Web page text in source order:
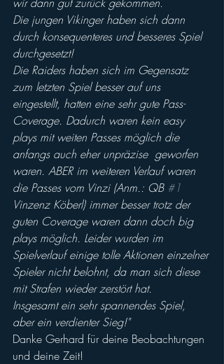
Die jungen Vikinger haben sich dann
durch konsequenteres und besseres Spiel
durchgesetzt!
Die Raiders haben sich im Gegensatz
zum letzten Spiel besser auf uns
eingestellt, hatten eine sehr gute Pass-
Coverage. Dadurch waren kein easy
plays mit weiten Passes möglich die
anfangs auch eher unpräzise  geworfen
waren. ABER im weiteren Verlauf waren
die Passes vom Vinzi (Anm.: QB #1
Vinzenz Köberl) immer besser trotz der
guten Coverage waren dann doch big
plays möglich. Leider wurden im
Spielverlauf einige tolle Aktionen einzelner
Spieler nicht belohnt, da man sich diese
mit Strafen wieder zerstört hat.
Insgesamt ein sehr spannendes Spiel,
aber ein verdienter Sieg!"
Danke Gerhard für deine Beobachtungen
und deine Zeit!